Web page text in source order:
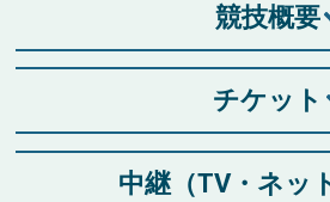
競技概要
チケット
中継（TV・ネッ